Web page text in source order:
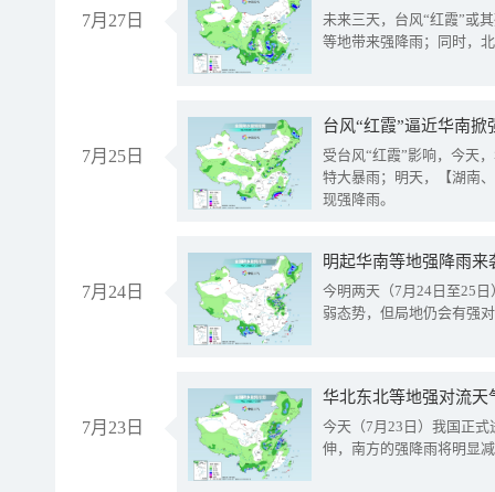
7月27日
未来三天，台风“红霞”或
等地带来强降雨；同时，
7月25日
台风“红霞”逼近华南
受台风“红霞”影响，今天
特大暴雨；明天，【湖南
现强降雨。
7月24日
明起华南等地强降雨
今明两天（7月24日至25
弱态势，但局地仍会有强
7月23日
华北东北等地强对流天
今天（7月23日）我国正
伸，南方的强降雨将明显